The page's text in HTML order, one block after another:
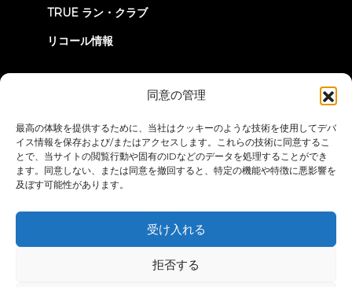
同意の管理
最高の体験を提供するために、当社はクッキーのような技術を使用してデバ
イス情報を保存および/またはアクセスします。これらの技術に同意するこ
とで、当サイトの閲覧行動や固有のIDなどのデータを処理することができ
ます。同意しない、または同意を撤回すると、特定の機能や特徴に悪影響を
及ぼす可能性があります。
受け入れる
拒否する
TRUE ラン・クラブ
リコール情報
© 2026 True Fitness. All Rights Reserved
プライバシーポリシー
アクセシビリティ・ステートメ
ント